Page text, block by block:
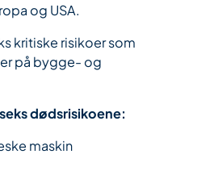
og USA.
kritiske risikoer som
på bygge- og
dødsrisikoene:
maskin